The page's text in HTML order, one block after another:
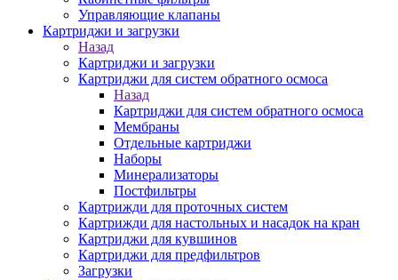
Управляющие клапаны
Картриджи и загрузки
Назад
Картриджи и загрузки
Картриджи для систем обратного осмоса
Назад
Картриджи для систем обратного осмоса
Мембраны
Отдельные картриджи
Наборы
Минерализаторы
Постфильтры
Картрижди для проточных систем
Картрижди для настольных и насадок на кран
Картриджи для кувшинов
Картриджи для предфильтров
Загрузки